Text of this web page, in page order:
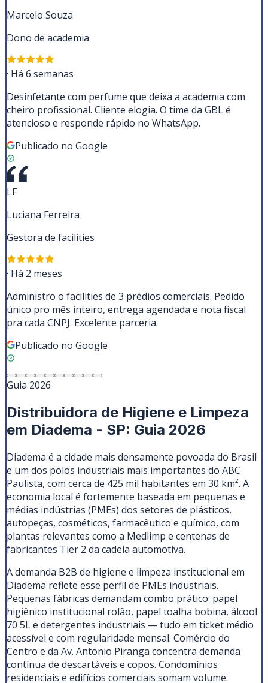
Marcelo Souza
Dono de academia
· Há 6 semanas
Desinfetante com perfume que deixa a academia com
cheiro profissional. Cliente elogia. O time da GBL é
atencioso e responde rápido no WhatsApp.
Publicado no Google
LF
Luciana Ferreira
Gestora de facilities
· Há 2 meses
Administro o facilities de 3 prédios comerciais. Pedido
único pro mês inteiro, entrega agendada e nota fiscal
pra cada CNPJ. Excelente parceria.
Publicado no Google
Guia 2026
Distribuidora de Higiene e Limpeza
em Diadema - SP: Guia 2026
Diadema é a cidade mais densamente povoada do Brasil
e um dos polos industriais mais importantes do ABC
Paulista, com cerca de 425 mil habitantes em 30 km². A
economia local é fortemente baseada em pequenas e
médias indústrias (PMEs) dos setores de plásticos,
autopeças, cosméticos, farmacêutico e químico, com
plantas relevantes como a Medlimp e centenas de
fabricantes Tier 2 da cadeia automotiva.
A demanda B2B de higiene e limpeza institucional em
Diadema reflete esse perfil de PMEs industriais.
Pequenas fábricas demandam combo prático: papel
higiênico institucional rolão, papel toalha bobina, álcool
70 5L e detergentes industriais — tudo em ticket médio
acessível e com regularidade mensal. Comércio do
Centro e da Av. Antonio Piranga concentra demanda
contínua de descartáveis e copos. Condomínios
residenciais e edifícios comerciais somam volume.